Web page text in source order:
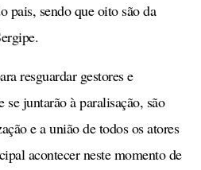
pais, sendo que oito são da
resguardar gestores e
juntarão à paralisação, são
e a união de todos os atores
acontecer neste momento de